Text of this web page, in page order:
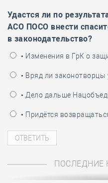
Удастся ли по
АСО ПОСО внести
в законодательство?
• Изменения в ГрК о
• Вряд ли законотворцы
• Дело дальше
• Придётся
ПОСЛЕДНИЕ